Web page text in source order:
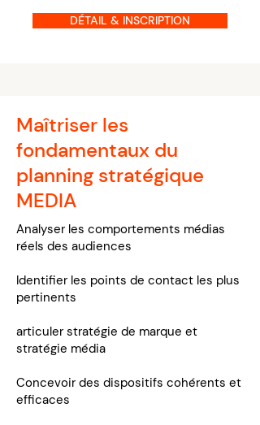
DÉTAIL & INSCRIPTION
Maîtriser les
fondamentaux du
planning stratégique
MEDIA
Analyser les comportements médias
réels des audiences
Identifier les points de contact les plus
pertinents
articuler stratégie de marque et
stratégie média
Concevoir des dispositifs cohérents et
efficaces